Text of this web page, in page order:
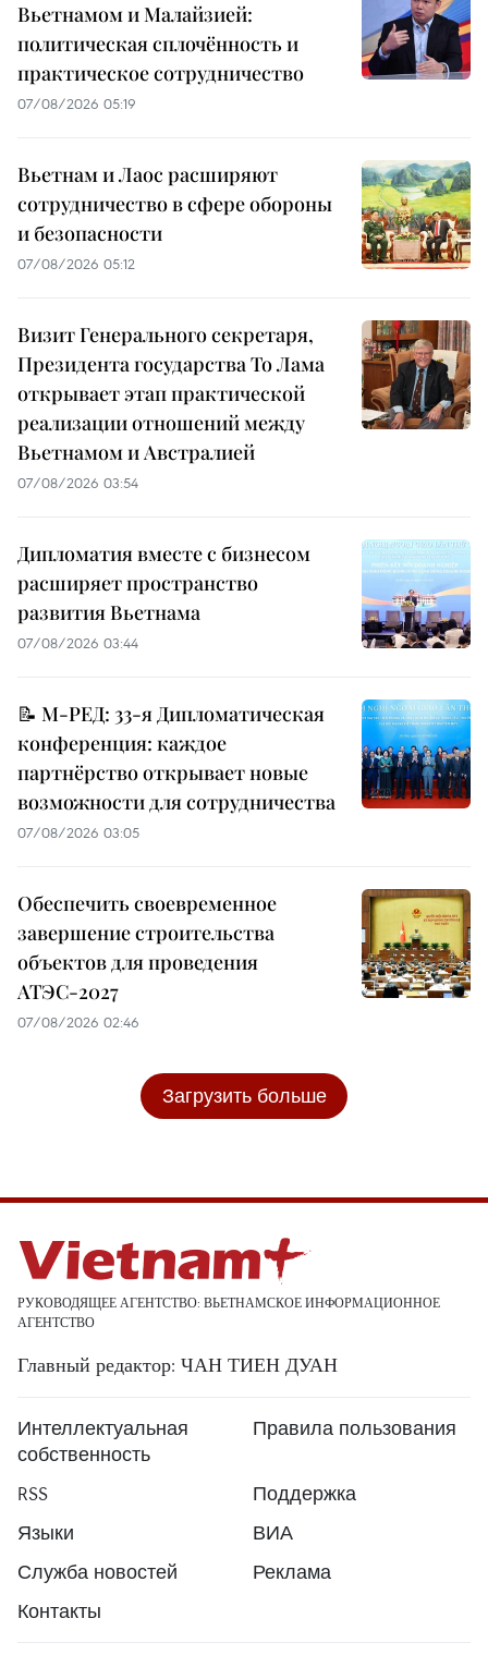
Вьетнамом и Малайзией:
политическая сплочённость и
практическое сотрудничество
07/08/2026 05:19
Вьетнам и Лаос расширяют
сотрудничество в сфере обороны
и безопасности
07/08/2026 05:12
Визит Генерального секретаря,
Президента государства То Лама
открывает этап практической
реализации отношений между
Вьетнамом и Австралией
07/08/2026 03:54
Дипломатия вместе с бизнесом
расширяет пространство
развития Вьетнама
07/08/2026 03:44
📝 М-РЕД: 33-я Дипломатическая
конференция: каждое
партнёрство открывает новые
возможности для сотрудничества
07/08/2026 03:05
Обеспечить своевременное
завершение строительства
объектов для проведения
АТЭС-2027
07/08/2026 02:46
Загрузить больше
РУКОВОДЯЩЕЕ АГЕНТСТВО: ВЬЕТНАМСКОЕ ИНФОРМАЦИОННОЕ
АГЕНТСТВО
Главный редактор: ЧАН ТИЕН ДУАН
Интеллектуальная
собственность
Правила пользования
RSS
Поддержка
Языки
ВИА
Служба новостей
Реклама
Контакты